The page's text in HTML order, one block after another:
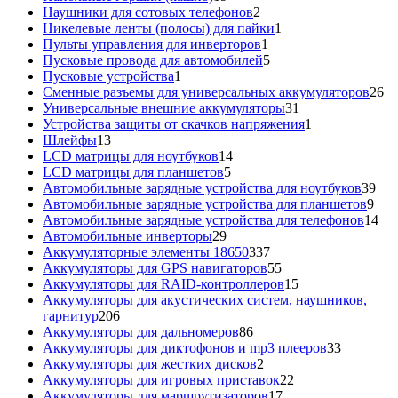
товаров
Наушники для сотовых телефонов2
товара
Никелевые ленты (полосы) для пайки1
Пульты управления для инверторов1
товар
Пусковые провода для автомобилей55
Пусковые устройства1
товар
Сменные разъемы для универсальных аккумуляторов2626
Универсальные внешние аккумуляторы31
товар
Устройства защиты от скачков напряжения1
Шлейфы1313
товаров
LCD матрицы для ноутбуков1414
LCD матрицы для планшетов55
товаров
Автомобильные зарядные устройства для ноутбуков3939
Автомобильные зарядные устройства для планшетов99
Автомобильные зарядные устройства для телефонов1414
Автомобильные инверторы2929
товаров
Аккумуляторные элементы 18650337337
товаров
Аккумуляторы для GPS навигаторов5555
товаров
Аккумуляторы для RAID-контроллеров1515
товаров
Аккумуляторы для акустических систем, наушников,
гарнитур206206
товаров
Аккумуляторы для дальномеров8686
товаров
Аккумуляторы для диктофонов и mp3 плееров3333
Аккумуляторы для жестких дисков2
товара
Аккумуляторы для игровых приставок22